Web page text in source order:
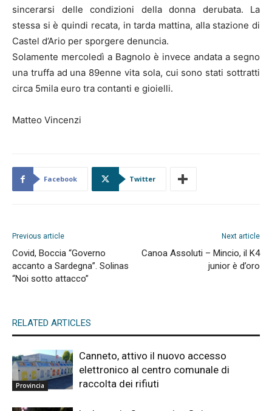
sincerarsi delle condizioni della donna derubata. La
stessa si è quindi recata, in tarda mattina, alla stazione di
Castel d’Ario per sporgere denuncia.
Solamente mercoledì a Bagnolo è invece andata a segno
una truffa ad una 89enne vita sola, cui sono stati sottratti
circa 5mila euro tra contanti e gioielli.
Matteo Vincenzi
Facebook Twitter
Previous article
Covid, Boccia “Governo
accanto a Sardegna”. Solinas
“Noi sotto attacco”
Next article
Canoa Assoluti – Mincio, il K4
junior è d’oro
RELATED ARTICLES
Provincia
Canneto, attivo il nuovo accesso
elettronico al centro comunale di
raccolta dei rifiuti